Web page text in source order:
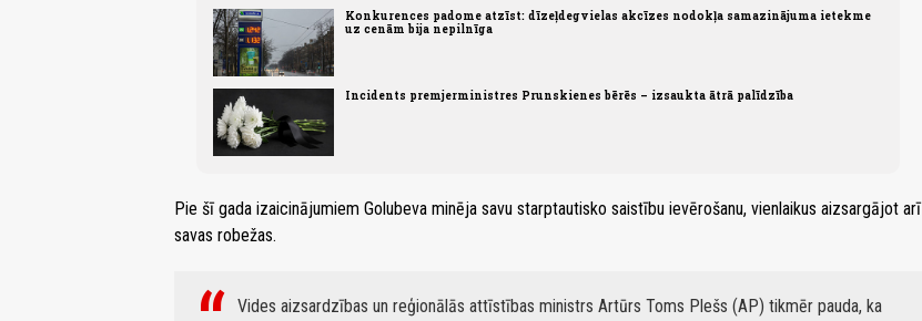
Konkurences padome atzīst: dīzeļdegvielas akcīzes nodokļa samazinājuma ietekme
uz cenām bija nepilnīga
Incidents premjerministres Prunskienes bērēs – izsaukta ātrā palīdzība
Pie šī gada izaicinājumiem Golubeva minēja savu starptautisko saistību ievērošanu, vienlaikus aizsargājot arī
savas robežas.
Vides aizsardzības un reģionālās attīstības ministrs Artūrs Toms Plešs (AP) tikmēr pauda, ka